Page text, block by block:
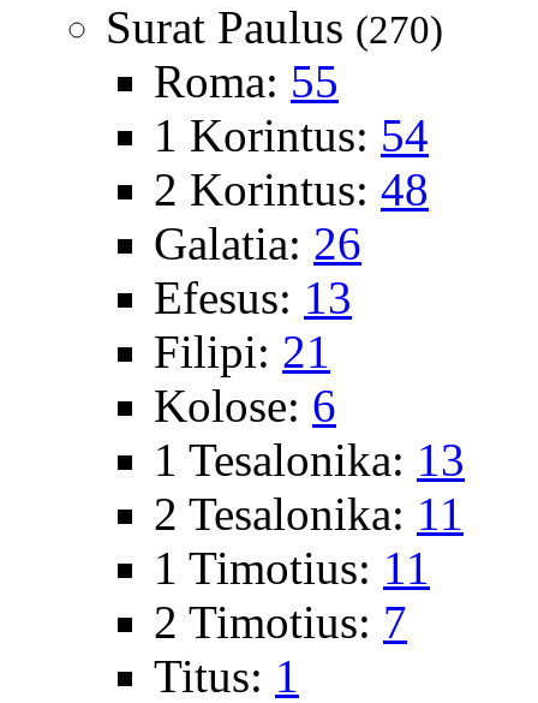
Surat Paulus (270)
Roma: 55
1 Korintus: 54
2 Korintus: 48
Galatia: 26
Efesus: 13
Filipi: 21
Kolose: 6
1 Tesalonika: 13
2 Tesalonika: 11
1 Timotius: 11
2 Timotius: 7
Titus: 1